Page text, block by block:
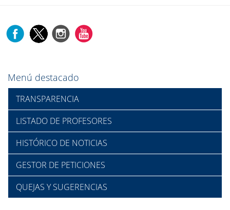
Menú destacado
TRANSPARENCIA
LISTADO DE PROFESORES
HISTÓRICO DE NOTICIAS
GESTOR DE PETICIONES
QUEJAS Y SUGERENCIAS